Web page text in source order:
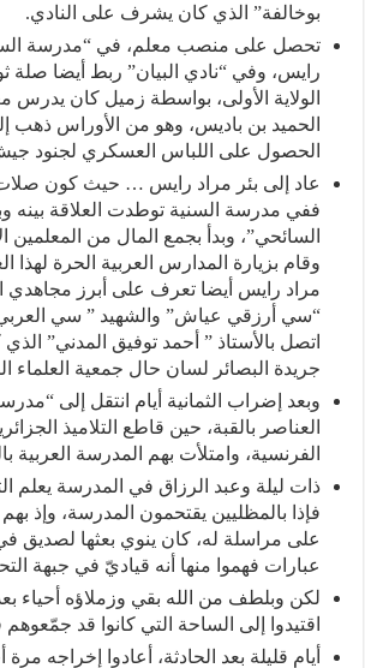
بوخالفة” الذي كان يشرف على النادي.
تحصل على منصب معلم، في “مدرسة
رايس، وفي “نادي البيان” ربط أيضا صلة
الولاية الأولى، بواسطة زميل كان
الحميد بن باديس، وهو من الأوراس ذهب
الحصول على اللباس العسكري لجنود
عاد إلى بئر مراد رايس … حيث كون صلات
ففي مدرسة السنية توطدت العلاقة بينه
السائحي”، وبدأ بجمع المال من المعلمين
وقام بزيارة المدارس العربية الحرة لهذا
مراد رايس أيضا تعرف على أبرز مجاهدي
“سي أرزقي عياش” والشهيد ” سي
اتصل بالأستاذ ” أحمد توفيق المدني”
جريدة البصائر لسان حال جمعية العلماء
وبعد إضراب الثمانية أيام انتقل إلى
العناصر بالقبة، حين قاطع التلاميذ
الفرنسية، وامتلأت بهم المدرسة العربية
ذات ليلة وعبد الرزاق في المدرسة يعلم
فإذا بالمظليين يقتحمون المدرسة، وإذ
على مراسلة له، كان ينوي بعثها لصديق
عبارات فهموا منها أنه قياديّ في جبهة
لكن وبلطف من الله بقي وزملاؤه أحياء
اقتيدوا إلى الساحة التي كانوا قد جمّعوهم
أيام قليلة بعد الحادثة، أعادوا إخراجه